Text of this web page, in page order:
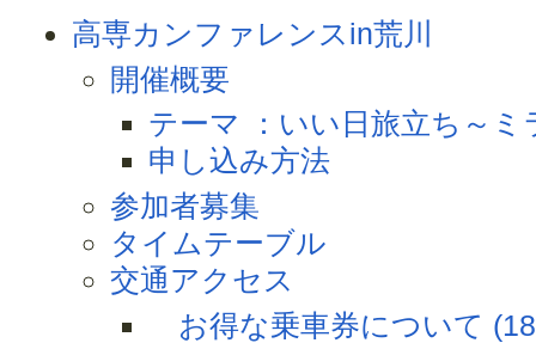
高専カンファレンスin荒川
開催概要
テーマ ：いい日旅立ち～ミ
申し込み方法
参加者募集
タイムテーブル
交通アクセス
お得な乗車券について